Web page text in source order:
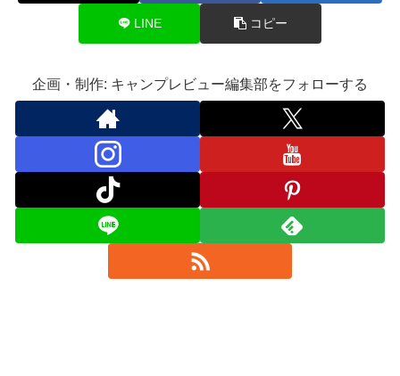
LINE コピー
企画・制作: キャンプレビュー編集部をフォローする